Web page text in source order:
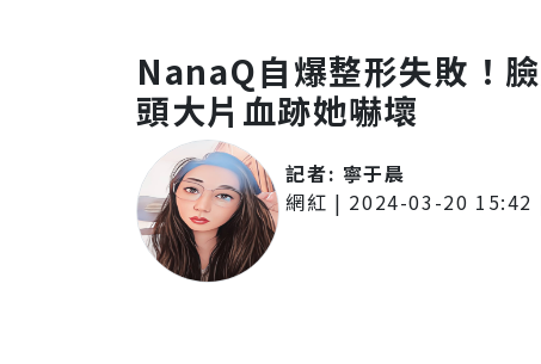
NanaQ自爆整形失敗！
頭大片血跡她嚇壞
記者: 寧于晨
網紅 | 2024-03-20 15:42